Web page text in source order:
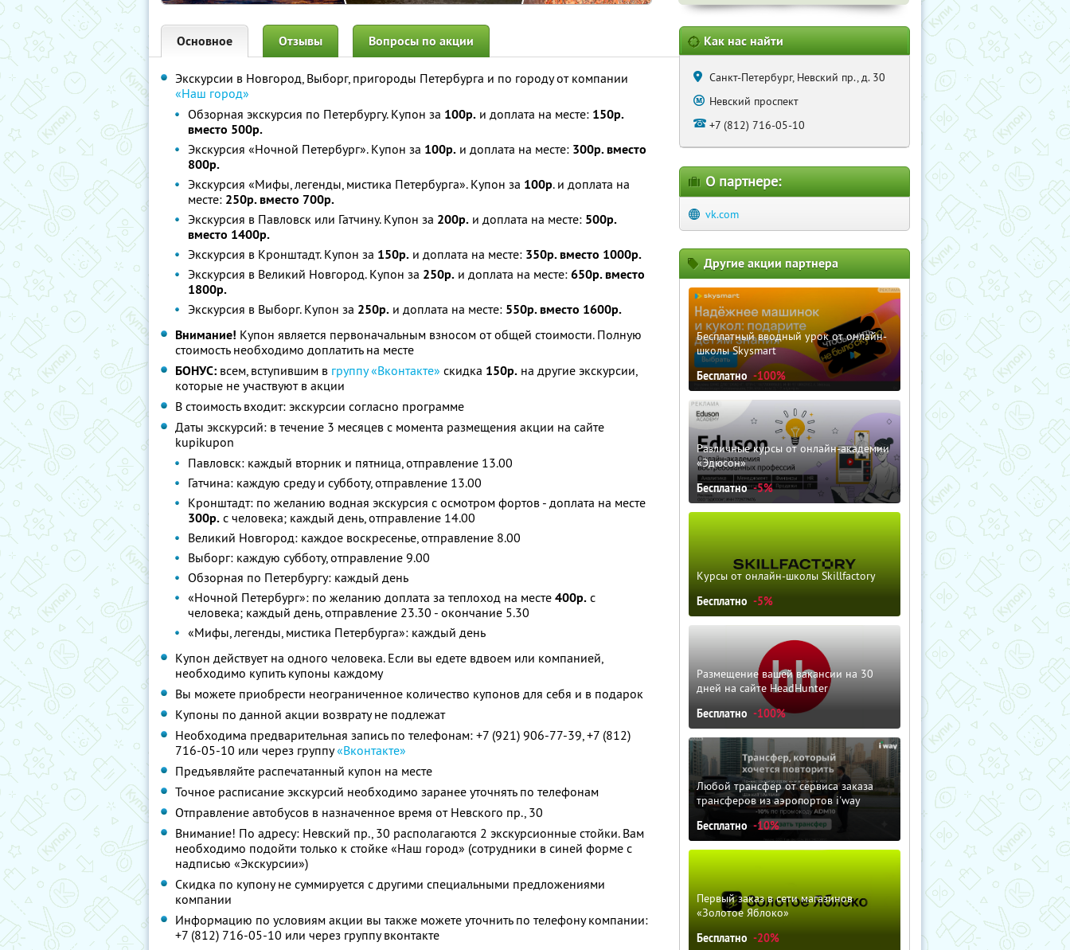
Основное Отзывы Вопросы по акции
Экскурсии в Новгород, Выборг, пригороды Петербурга и по городу от компании
«Наш город»
Обзорная экскурсия по Петербургу. Купон за 100р. и доплата на месте: 150р.
вместо 500р.
Экскурсия «Ночной Петербург». Купон за 100р. и доплата на месте: 300р. вместо
800р.
Экскурсия «Мифы, легенды, мистика Петербурга». Купон за 100р. и доплата на
месте: 250р. вместо 700р.
Экскурсия в Павловск или Гатчину. Купон за 200р. и доплата на месте: 500р.
вместо 1400р.
Экскурсия в Кронштадт. Купон за 150р. и доплата на месте: 350р. вместо 1000р.
Экскурсия в Великий Новгород. Купон за 250р. и доплата на месте: 650р. вместо
1800р.
Экскурсия в Выборг. Купон за 250р. и доплата на месте: 550р. вместо 1600р.
Внимание! Купон является первоначальным взносом от общей стоимости. Полную
стоимость необходимо доплатить на месте
БОНУС: всем, вступившим в группу «Вконтакте» скидка 150р. на другие экскурсии,
которые не участвуют в акции
В стоимость входит: экскурсии согласно программе
Даты экскурсий: в течение 3 месяцев с момента размещения акции на сайте
kupikupon
Павловск: каждый вторник и пятница, отправление 13.00
Гатчина: каждую среду и субботу, отправление 13.00
Кронштадт: по желанию водная экскурсия с осмотром фортов - доплата на месте
300р. с человека; каждый день, отправление 14.00
Великий Новгород: каждое воскресенье, отправление 8.00
Выборг: каждую субботу, отправление 9.00
Обзорная по Петербургу: каждый день
«Ночной Петербург»: по желанию доплата за теплоход на месте 400р. с
человека; каждый день, отправление 23.30 - окончание 5.30
«Мифы, легенды, мистика Петербурга»: каждый день
Купон действует на одного человека. Если вы едете вдвоем или компанией,
необходимо купить купоны каждому
Вы можете приобрести неограниченное количество купонов для себя и в подарок
Купоны по данной акции возврату не подлежат
Необходима предварительная запись по телефонам: +7 (921) 906-77-39, +7 (812)
716-05-10 или через группу«Вконтакте»
Предъявляйте распечатанный купон на месте
Точное расписание экскурсий необходимо заранее уточнять по телефонам
Отправление автобусов в назначенное время от Невского пр., 30
Внимание! По адресу: Невский пр., 30 располагаются 2 экскурсионные стойки. Вам
необходимо подойти только к стойке «Наш город» (сотрудники в синей форме с
надписью «Экскурсии»)
Скидка по купону не суммируется с другими специальными предложениями
компании
Информацию по условиям акции вы также можете уточнить по телефону компании:
+7 (812) 716-05-10 или через группу вконтакте
Как нас найти
Санкт-Петербург, Невский пр., д. 30
Невский проспект
+7 (812) 716-05-10
О партнере:
vk.com
Другие акции партнера
Бесплатный вводный урок от онлайн-
школы Skysmart
Бесплатно -100%
Различные курсы от онлайн-академии
«Эдюсон»
Бесплатно -5%
Курсы от онлайн-школы Skillfactory
Бесплатно -5%
Размещение вашей вакансии на 30
дней на сайте HeadHunter
Бесплатно -100%
Любой трансфер от сервиса заказа
трансферов из аэропортов i'way
Бесплатно -10%
Первый заказ в сети магазинов
«Золотое Яблоко»
Бесплатно -20%